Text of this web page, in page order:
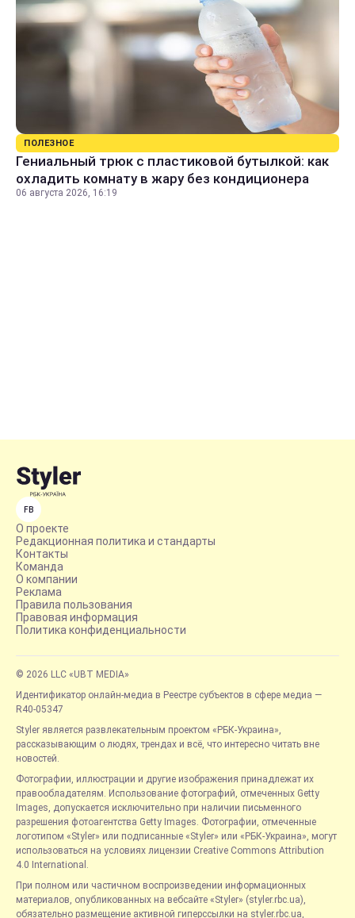
ПОЛЕЗНОЕ
Гениальный трюк с пластиковой бутылкой: как
охладить комнату в жару без кондиционера
06 августа 2026, 16:19
FB
О проекте
Редакционная политика и стандарты
Контакты
Команда
О компании
Реклама
Правила пользования
Правовая информация
Политика конфиденциальности
© 2026 LLC «UBT MEDIA»
Идентификатор онлайн-медиа в Реестре субъектов в сфере медиа —
R40-05347
Styler является развлекательным проектом «РБК-Украина»,
рассказывающим о людях, трендах и всё, что интересно читать вне
новостей.
Фотографии, иллюстрации и другие изображения принадлежат их
правообладателям. Использование фотографий, отмеченных Getty
Images, допускается исключительно при наличии письменного
разрешения фотоагентства Getty Images. Фотографии, отмеченные
логотипом «Styler» или подписанные «Styler» или «РБК-Украина», могут
использоваться на условиях лицензии Creative Commons Attribution
4.0 International.
При полном или частичном воспроизведении информационных
материалов, опубликованных на вебсайте «Styler» (styler.rbc.ua),
обязательно размещение активной гиперссылки на styler.rbc.ua,